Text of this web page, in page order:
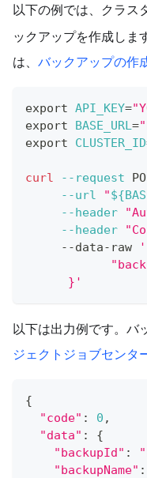
以下の例では、クラス
ックアップを作成しま
は、 バックアップの作
export API_KEY=
export
BASE_URL=
export
CLUSTER_ID
curl --request
--url
"
--header
--header
     --data-raw
      }'
以下は出力例です。バ
ジェクトジョブセンタ
{
"code" : 0 ,
"data" :
{
"backupId" :
"backupName" :